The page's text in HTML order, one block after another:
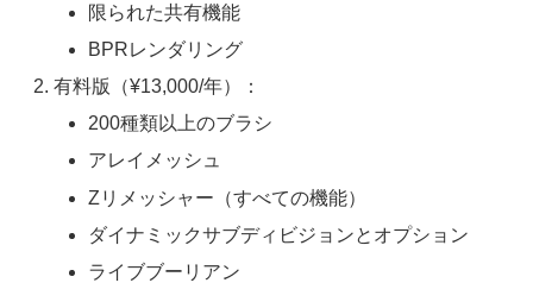
限られた共有機能
BPRレンダリング
有料版（¥13,000/年）：
200種類以上のブラシ
アレイメッシュ
Zリメッシャー（すべての機能）
ダイナミックサブディビジョンとオプション
ライブブーリアン